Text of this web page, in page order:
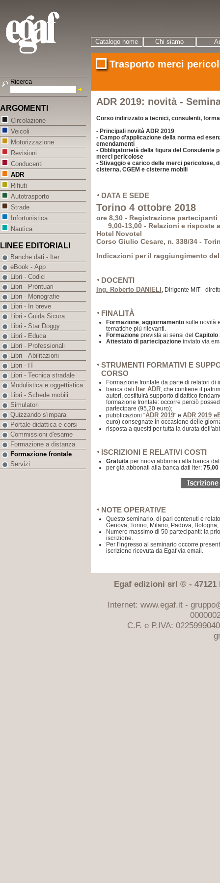
Catalogo home Chi siamo
Trasporto merci
ADR 2019: novità -
Corso indirizzato a tecnici, consulenti,
- Principali novità ADR 2019
- Campo d’applicazione della norma ed
emendamenti
- Obbligatorietà della figura del Consulente
merci pericolose
- Stivaggio e carico delle merci pericolose,
cisterna, CGEM e cisterne mobili
DATA E SEDE
Torino 4 ottobre 2018
ore 8,30 - Registrazione partecipanti
9,00-13,00 - Relazioni e risposte
Hotel Novotel
Corso Giulio Cesare, n. 338/34 -
Indicazioni per il raggiungimento
DOCENTI
Ing. Roberto DANIELI , Dirigente MIT -
FINALITÀ
Formazione, aggiornamento sulle novità
tematiche più rilevanti.
Formazione prevista ai sensi del Capitolo
Attestato di partecipazione inviato via
STRUMENTI FORMATIVI E
CORSO
Formazione frontale da parte di relatori di
banca dati Iter ADR, che contiene il
autori, costituirà supporto didattico
formazione frontale: occorre perciò
partecipare (95,20 euro);
pubblicazioni "ADR 2019" e ADR 2019
euro) consegnate in occasione delle
risposta a quesiti per tutta la durata
ISCRIZIONI E RELATIVI COSTI
Gratuita per nuovi abbonati alla banca
per già abbonati alla banca dati Iter: 75,00
NOTE OPERATIVE
Questo seminario, di pari contenuti e
Genova, Torino, Milano, Padova,
Numero massimo di 50 partecipanti: la
iscrizione.
Per l'ingresso al seminario occorre
iscrizione ricevuta da Egaf via email.
Egaf edizioni srl © - 47121
Internet: www.egaf.it -
C.F. e P.IVA:
Ricerca
ARGOMENTI
Circolazione
Veicoli
Motorizzazione
Revisioni
Conducenti
ADR
Rifiuti
Autotrasporto
Strade
Infortunistica
Nautica
LINEE EDITORIALI
Banche dati - Iter
eBook - App
Libri - Codici
Libri - Prontuari
Libri - Monografie
Libri - In breve
Libri - Guida Sicura
Libri - Star Doggy
Libri - Educa
Libri - Professionali
Libri - Abilitazioni
Libri - IT
Libri - Tecnica stradale
Modulistica e oggettistica
Libri - Schede mobili
Simulatori
Quizzando s'impara
Portale didattica e corsi
Commissioni d'esame
Formazione a distanza
Formazione frontale
Servizi